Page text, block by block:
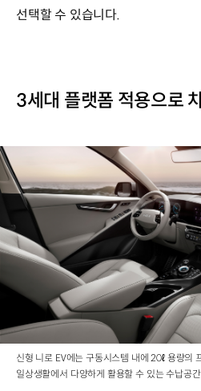
선택할 수 있습니다.
3세대 플랫폼 적용으로
신형 니로 EV에는 구동시스템 내에 20ℓ 용량의
일상생활에서 다양하게 활용할 수 있는 수납공